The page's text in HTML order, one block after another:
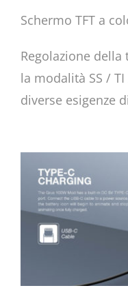
Schermo TFT a
Regolazione
la modalità SS /
diverse esigenze